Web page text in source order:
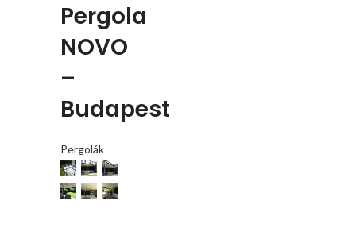
Pergola
NOVO
–
Budapest
Pergolák